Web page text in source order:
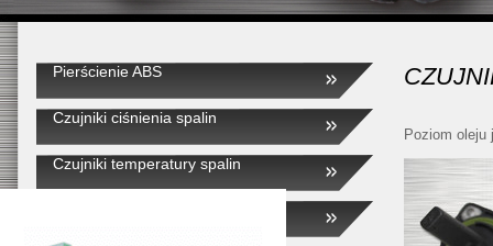
Pierścienie ABS
Czujniki ciśnienia spalin
Czujniki temperatury spalin
Poziom oleju